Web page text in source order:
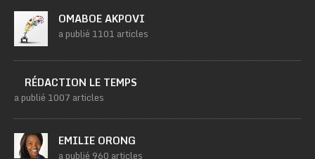
OMABOE AKPOVI
a publié 1101 articles
RÉDACTION LE TEMPS
a publié 1007 articles
EMILIE ORONG
a publié 960 articles